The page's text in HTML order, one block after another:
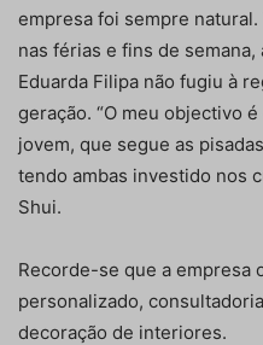
empresa foi sempre
nas férias e fins de
Eduarda Filipa não fugiu à
geração. “O meu objectivo
jovem, que segue as
tendo ambas investido nos
Shui.
Recorde-se que a empresa
personalizado,
decoração de interiores.